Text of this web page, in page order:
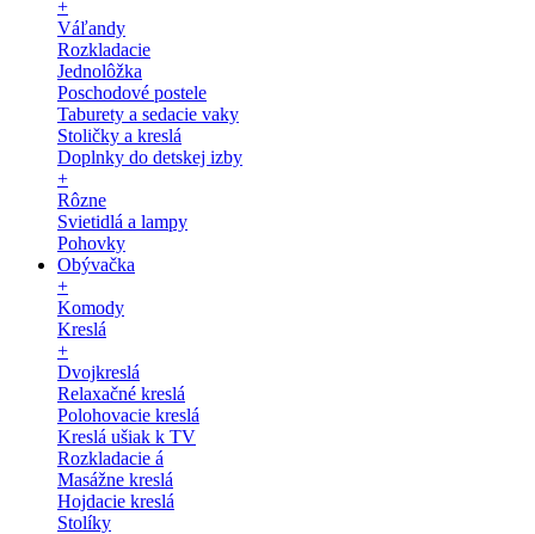
+
Váľandy
Rozkladacie
Jednolôžka
Poschodové postele
Taburety a sedacie vaky
Stoličky a kreslá
Doplnky do detskej izby
+
Rôzne
Svietidlá a lampy
Pohovky
Obývačka
+
Komody
Kreslá
+
Dvojkreslá
Relaxačné kreslá
Polohovacie kreslá
Kreslá ušiak k TV
Rozkladacie á
Masážne kreslá
Hojdacie kreslá
Stolíky